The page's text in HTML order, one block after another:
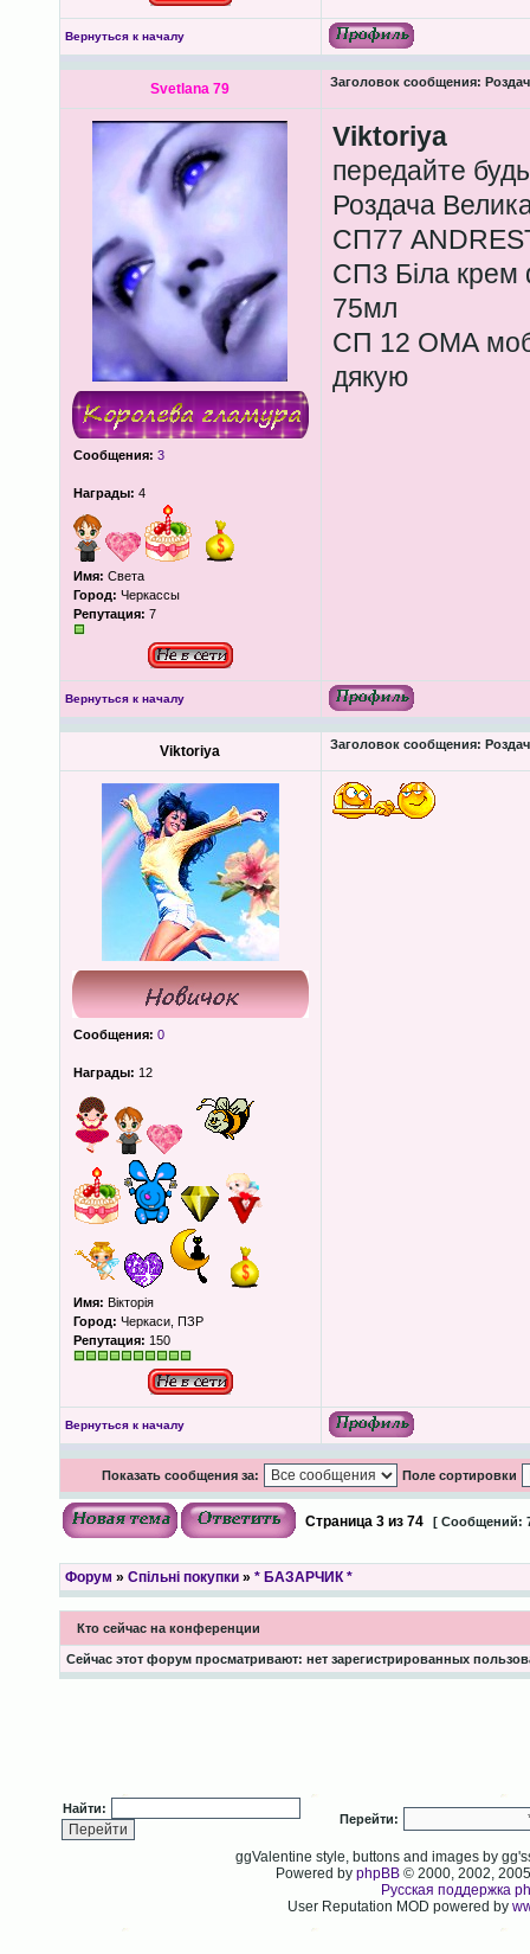
Вернуться к началу
Svetlana 79 Заголовок сообщения:
Сообщения: 3
Награды: 4
Имя: Света
Город: Черкассы
Репутация: 7
Viktoriya
передайте
Роздача
СП77
СП3 Біла крем
75мл
СП 12 ОМА моб.
дякую
Вернуться к началу
Viktoriya Заголовок сообщения:
Сообщения: 0
Награды: 12
Имя: Вікторія
Город: Черкаси, ПЗР
Репутация: 150
Вернуться к началу
Показать сообщения за: Поле сортировки
Страница 3из 74 [ Сообщений:
Форум » Спільні покупки» * БАЗАРЧИК *
Кто сейчас на конференции
Сейчас этот форум просматривают: нет зарегистрированных
Найти:
Перейти:
ggValentine style, buttons and images by
Powered byphpBB © 2000, 2002,
Русская поддержка
User Reputation MOD powered by